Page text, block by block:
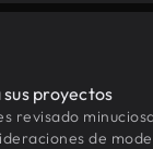
proyectos
revisado
de